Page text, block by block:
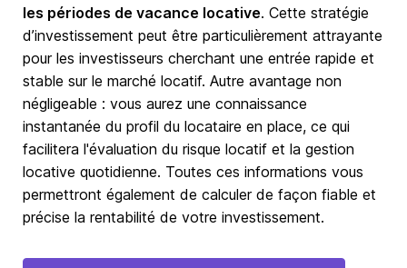
les périodes de vacance locative. Cette stratégie
d’investissement peut être particulièrement attrayante
pour les investisseurs cherchant une entrée rapide et
stable sur le marché locatif. Autre avantage non
négligeable : vous aurez une connaissance
instantanée du profil du locataire en place, ce qui
facilitera l'évaluation du risque locatif et la gestion
locative quotidienne. Toutes ces informations vous
permettront également de calculer de façon fiable et
précise la rentabilité de votre investissement.